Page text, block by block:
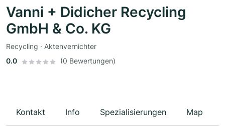
Vanni + Didicher Recycling
GmbH & Co. KG
Recycling · Aktenvernichter
0.0
(0 Bewertungen)
Kontakt Info Spezialisierungen Map